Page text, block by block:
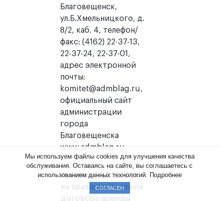
Благовещенск,
ул.Б.Хмельницкого, д.
8/2, каб. 4, телефон/
факс: (4162) 22-37-13,
22-37-24, 22-37-01,
адрес электронной
почты:
komitet@admblag.ru,
официальный сайт
администрации
города
Благовещенска
www.admblag.ru.
Аукцион 19.06.2026
на право заключения
Мы используем файлы cookies для улучшения качества
обслуживания. Оставаясь на сайте, вы соглашаетесь с
использованием данных технологий. Подробнее
СОГЛАСЕН